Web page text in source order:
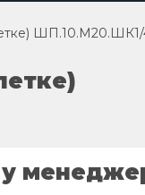
ШП.10.М20.ШК1/
у